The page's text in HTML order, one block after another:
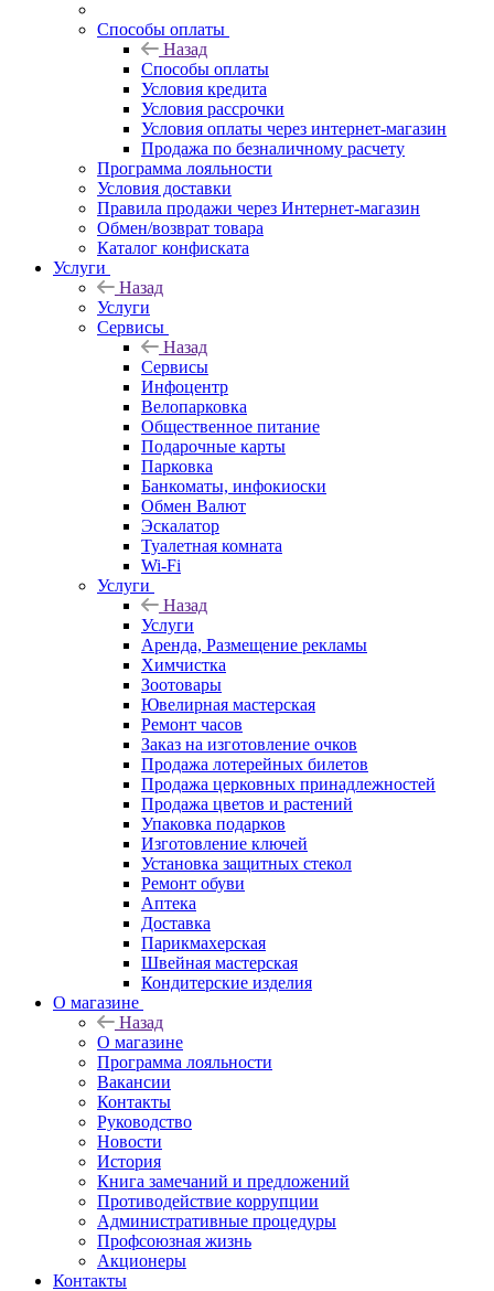
Способы оплаты
Назад
Способы оплаты
Условия кредита
Условия рассрочки
Условия оплаты через интернет-магазин
Продажа по безналичному расчету
Программа лояльности
Условия доставки
Правила продажи через Интернет-магазин
Обмен/возврат товара
Каталог конфиската
Услуги
Назад
Услуги
Сервисы
Назад
Сервисы
Инфоцентр
Велопарковка
Общественное питание
Подарочные карты
Парковка
Банкоматы, инфокиоски
Обмен Валют
Эскалатор
Туалетная комната
Wi-Fi
Услуги
Назад
Услуги
Аренда, Размещение рекламы
Химчистка
Зоотовары
Ювелирная мастерская
Ремонт часов
Заказ на изготовление очков
Продажа лотерейных билетов
Продажа церковных принадлежностей
Продажа цветов и растений
Упаковка подарков
Изготовление ключей
Установка защитных стекол
Ремонт обуви
Аптека
Доставка
Парикмахерская
Швейная мастерская
Кондитерские изделия
О магазине
Назад
О магазине
Программа лояльности
Вакансии
Контакты
Руководство
Новости
История
Книга замечаний и предложений
Противодействие коррупции
Административные процедуры
Профсоюзная жизнь
Акционеры
Контакты